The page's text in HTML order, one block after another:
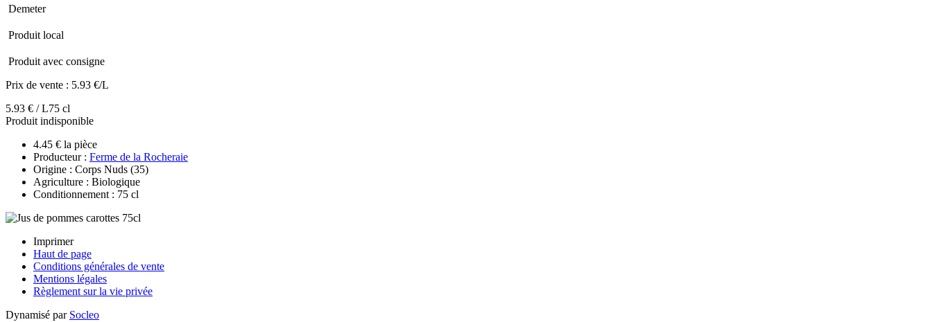
Demeter
Produit local
Produit avec consigne
Prix de vente : 5.93 €/L
5.93 € / L75 cl
Produit indisponible
4.45 € la pièce
Producteur : Ferme de la Rocheraie
Origine : Corps Nuds (35)
Agriculture : Biologique
Conditionnement : 75 cl
Imprimer
Haut de page
Conditions générales de vente
Mentions légales
Règlement sur la vie privée
Dynamisé par Socleo